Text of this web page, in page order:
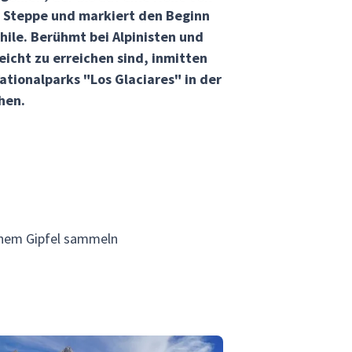
und markiert den Beginn
Berühmt bei Alpinisten und
zu erreichen sind, inmitten
"Los Glaciares" in der
Gipfel sammeln